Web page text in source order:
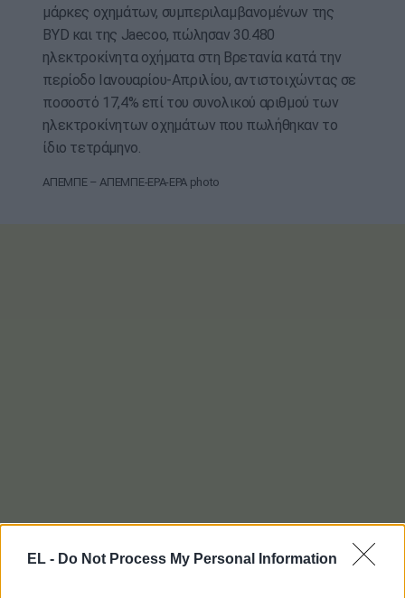
EL - Do Not Process My Personal Information
μάρκες οχημάτων, συμπεριλαμβανομένων της
BYD και της Jaecoo, πώλησαν 30.480
ηλεκτροκίνητα οχήματα στη Βρετανία κατά την
περίοδο Ιανουαρίου-Απριλίου, αντιστοιχώντας σε
ποσοστό 17,4% επί του συνολικού αριθμού των
ηλεκτροκίνητων οχημάτων που πωλήθηκαν το
ίδιο τετράμηνο.
ΑΠΕΜΠΕ – ΑΠΕΜΠΕ-EPA-EPA photo